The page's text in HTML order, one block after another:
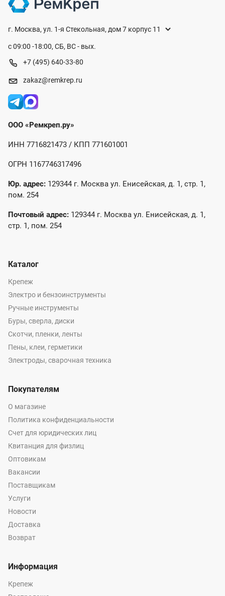
г. Москва, ул. 1-я Стекольная, дом 7 корпус 11
с 09:00 -18:00, СБ, ВС - вых.
+7 (495) 640-33-80
zakaz@remkrep.ru
ООО «Ремкреп.ру»
ИНН 7716821473 / КПП 771601001
ОГРН 1167746317496
Юр. адрес: 129344 г. Москва ул. Енисейская, д. 1, стр. 1,
пом. 254
Почтовый адрес: 129344 г. Москва ул. Енисейская, д. 1,
стр. 1, пом. 254
Каталог
Крепеж
Электро и бензоинструменты
Ручные инструменты
Буры, сверла, диски
Скотчи, пленки, ленты
Пены, клеи, герметики
Электроды, сварочная техника
Покупателям
О магазине
Политика конфиденциальности
Счет для юридических лиц
Квитанция для физлиц
Оптовикам
Вакансии
Поставщикам
Услуги
Новости
Доставка
Возврат
Информация
Крепеж